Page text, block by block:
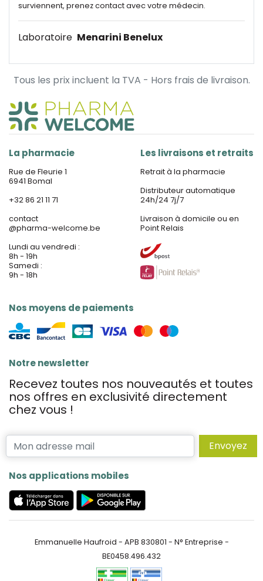
surviennent, prenez contact avec votre médecin.
Laboratoire Menarini Benelux
Tous les prix incluent la TVA - Hors frais de livraison.
La pharmacie
Rue de Fleurie 1
6941 Bomal
+32 86 21 11 71
contact
@pharma-welcome.be
Lundi au vendredi :
8h - 19h
Samedi :
9h - 18h
Nos moyens de paiements
Les livraisons et retraits
Retrait à la pharmacie
Distributeur automatique
24h/24 7j/7
Livraison à domicile ou en
Point Relais
Notre newsletter
Recevez toutes nos nouveautés et toutes
nos offres en exclusivité directement
chez vous !
Envoyez
Nos applications mobiles
Emmanuelle Haufroid - APB 830801 - N° Entreprise -
BE0458.496.432